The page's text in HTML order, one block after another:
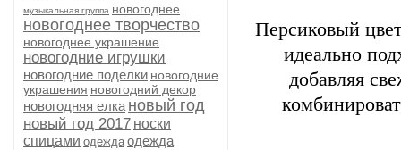
музыкальная группа новогоднее
новогоднее творчество
новогоднее украшение
новогодние игрушки
новогодние поделки новогодние
украшения новогодний декор
новогодняя елка новый год
новый год 2017 носки
спицами одежда одежда
Персиковый
идеально
добавляя